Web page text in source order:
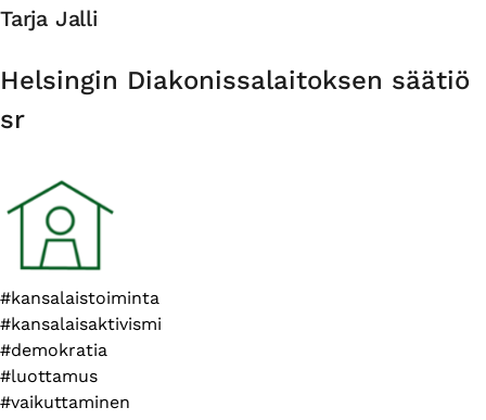
Tarja Jalli
Organisaatio
Helsingin Diakonissalaitoksen säätiö
sr
Esittelyteksti
#kansalaistoiminta
#kansalaisaktivismi
#demokratia
#luottamus
#vaikuttaminen